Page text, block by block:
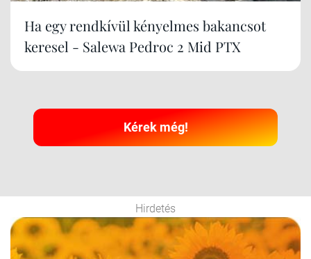
Ha egy rendkívül kényelmes bakancsot
keresel - Salewa Pedroc 2 Mid PTX
Kérek még!
Hirdetés